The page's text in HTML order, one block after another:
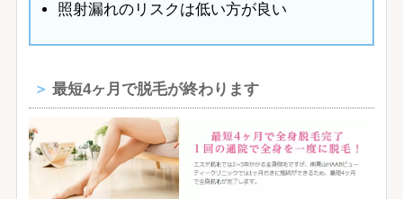
照射漏れのリスクは低い方が良い
最短4ヶ月で脱毛が終わります